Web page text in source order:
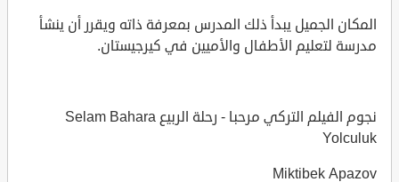
المكان الجميل يبدأ ذلك المدرس بمعرفة ذاته ويقرر أن ينشأ
مدرسة لتعليم الأطفال والأميين في كيرجيستان.
نجوم الفيلم التركي مرحبا - رحلة الربيع Selam Bahara
Yolculuk
Miktibek Apazov